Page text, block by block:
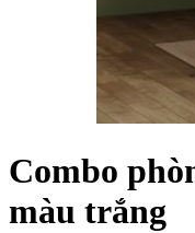
Combo
màu trắng